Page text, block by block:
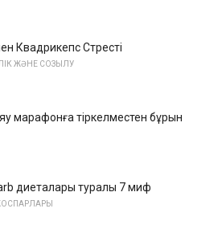
Квадрикепс Стресті
ЖӘНЕ СОЗЫЛУ
марафонға тіркелместен бұрын
диеталары туралы 7 миф